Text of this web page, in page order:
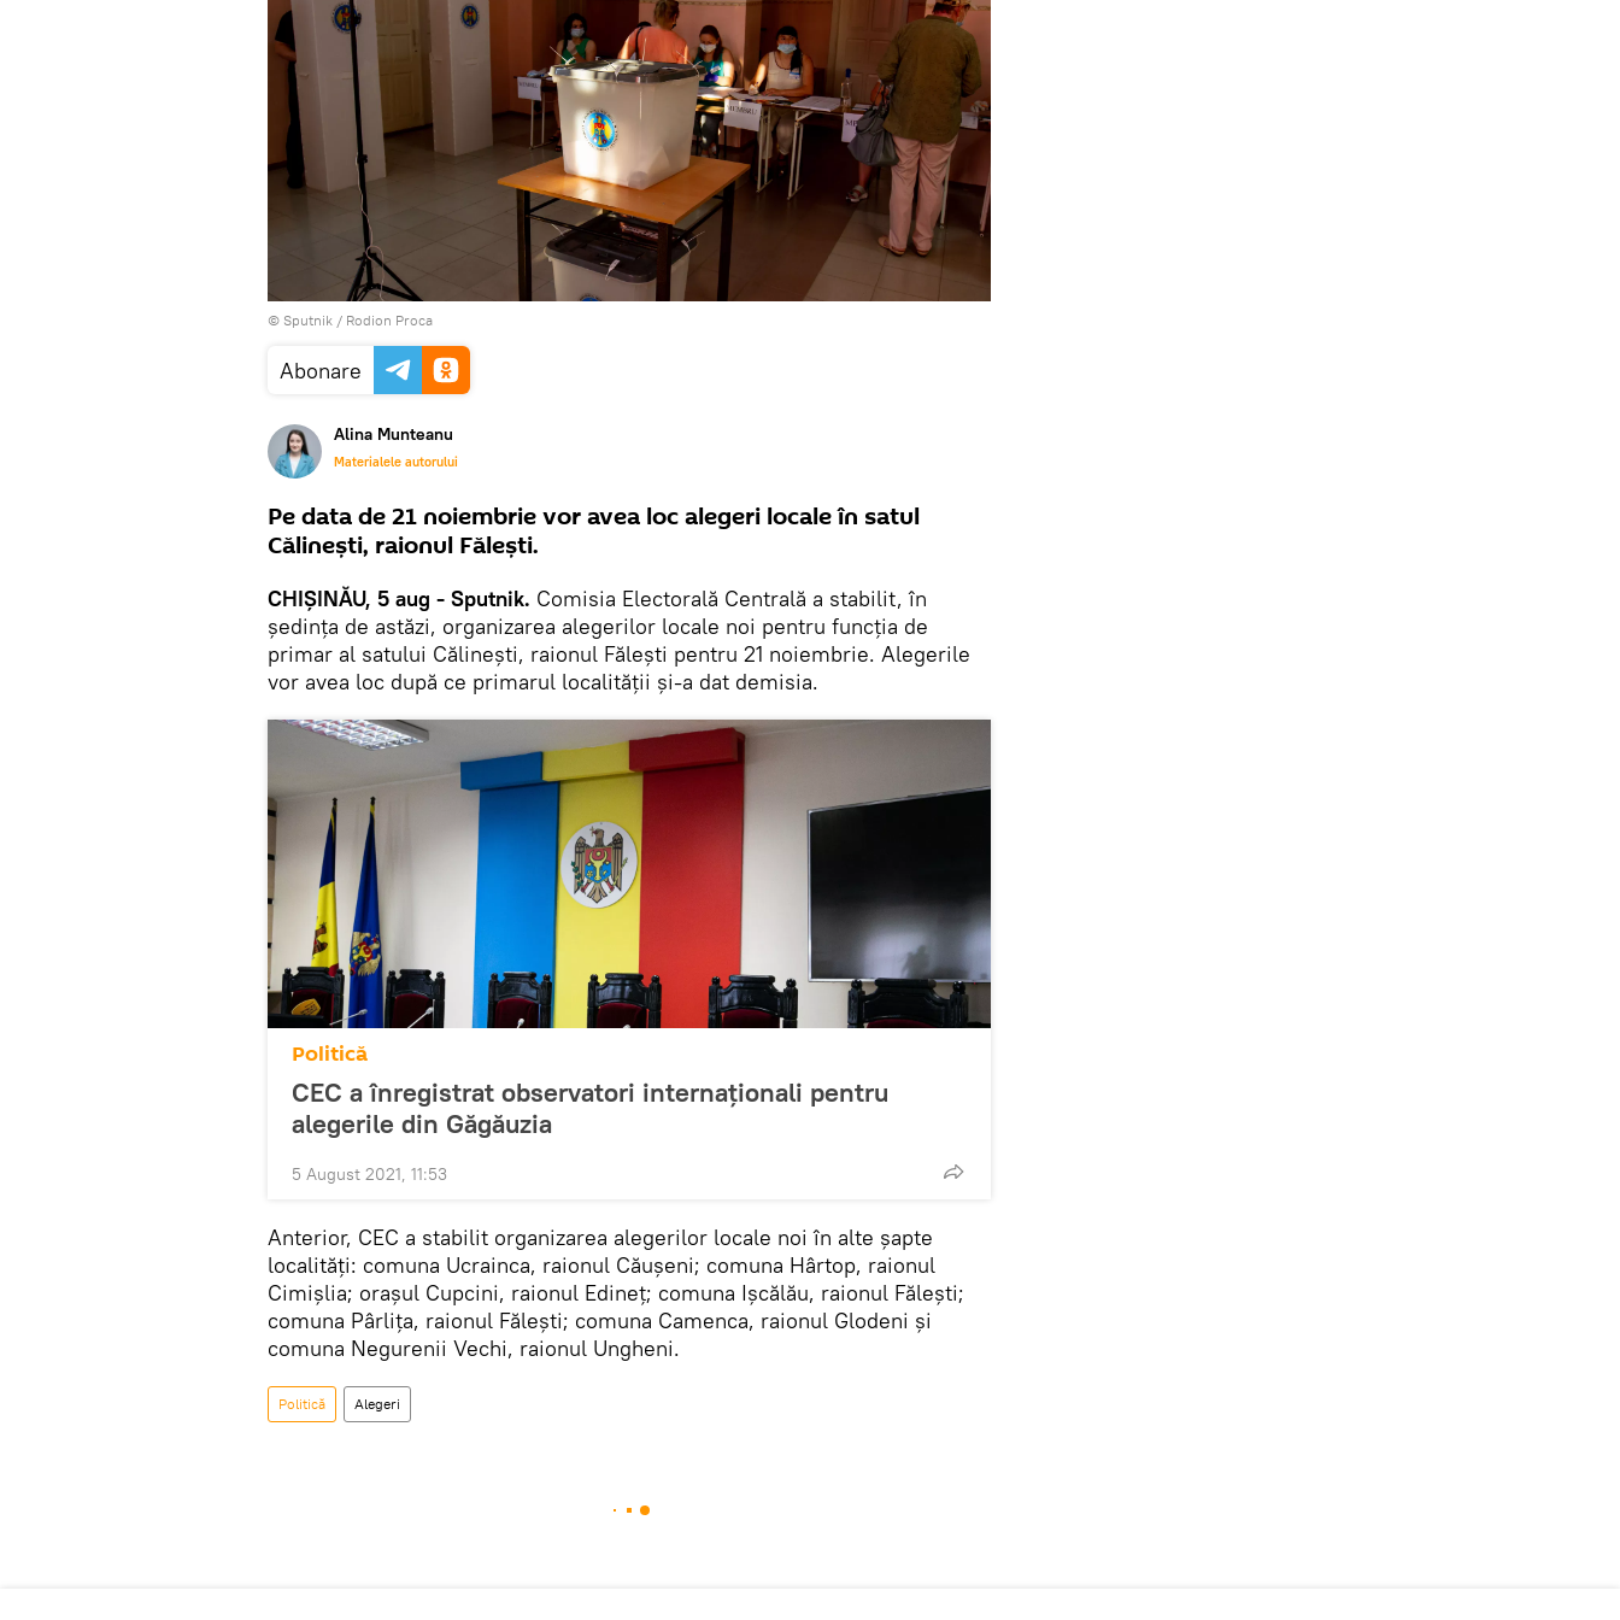
© Sputnik / Rodion Proca
Abonare
Alina Munteanu
Materialele autorului
Pe data de 21 noiembrie vor avea loc alegeri locale în satul
Călinești, raionul Fălești.
CHIȘINĂU, 5 aug - Sputnik. Comisia Electorală Centrală a stabilit, în
ședința de astăzi, organizarea alegerilor locale noi pentru funcția de
primar al satului Călinești, raionul Fălești pentru 21 noiembrie. Alegerile
vor avea loc după ce primarul localității și-a dat demisia.
Politică
CEC a înregistrat observatori internaționali pentru
alegerile din Găgăuzia
5 August 2021, 11:53
Anterior, CEC a stabilit organizarea alegerilor locale noi în alte șapte
localități: comuna Ucrainca, raionul Căușeni; comuna Hârtop, raionul
Cimișlia; orașul Cupcini, raionul Edineț; comuna Ișcălău, raionul Fălești;
comuna Pârlița, raionul Fălești; comuna Camenca, raionul Glodeni și
comuna Negurenii Vechi, raionul Ungheni.
Politică Alegeri